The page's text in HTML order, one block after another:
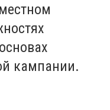
кампании.